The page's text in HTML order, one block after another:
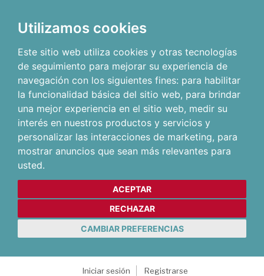
Utilizamos cookies
Este sitio web utiliza cookies y otras tecnologías
de seguimiento para mejorar su experiencia de
navegación con los siguientes fines: para habilitar
la funcionalidad básica del sitio web, para brindar
una mejor experiencia en el sitio web, medir su
interés en nuestros productos y servicios y
personalizar las interacciones de marketing, para
mostrar anuncios que sean más relevantes para
usted.
ACEPTAR
RECHAZAR
CAMBIAR PREFERENCIAS
Iniciar sesión
Registrarse